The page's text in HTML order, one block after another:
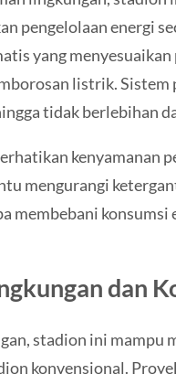
pengelolaan energi
yang menyesuaikan
listrik. Sistem
tidak berlebihan
kenyamanan
mengurangi
membebani konsumsi
dan
stadion ini mampu
konvensional.